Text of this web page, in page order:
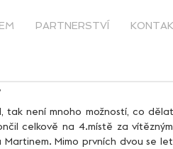
PARTNERSTVÍ
celkově na 4.místě za
Mimo prvních dvou se